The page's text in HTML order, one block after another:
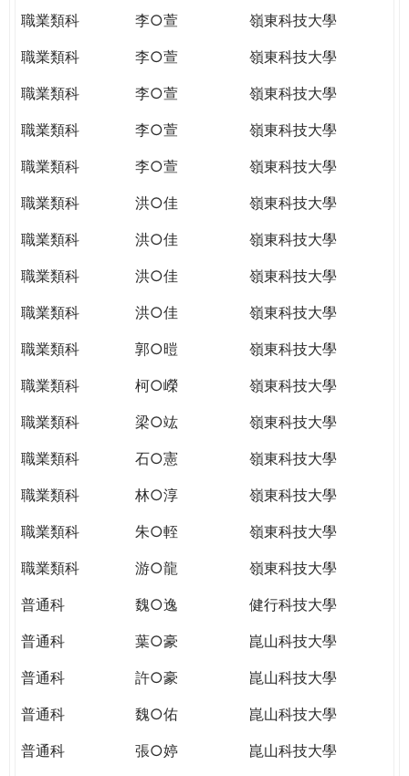
職業類科
李○萱
嶺東科技大學
職業類科
李○萱
嶺東科技大學
職業類科
李○萱
嶺東科技大學
職業類科
李○萱
嶺東科技大學
職業類科
李○萱
嶺東科技大學
職業類科
洪○佳
嶺東科技大學
職業類科
洪○佳
嶺東科技大學
職業類科
洪○佳
嶺東科技大學
職業類科
洪○佳
嶺東科技大學
職業類科
郭○暟
嶺東科技大學
職業類科
柯○嶸
嶺東科技大學
職業類科
梁○竑
嶺東科技大學
職業類科
石○憲
嶺東科技大學
職業類科
林○淳
嶺東科技大學
職業類科
朱○輊
嶺東科技大學
職業類科
游○龍
嶺東科技大學
普通科
魏○逸
健行科技大學
普通科
葉○豪
崑山科技大學
普通科
許○豪
崑山科技大學
普通科
魏○佑
崑山科技大學
普通科
張○婷
崑山科技大學